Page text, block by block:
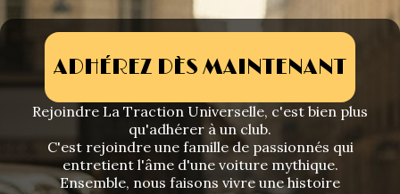
ADHÉREZ DÈS MAINTENANT
Rejoindre La Traction Universelle, c'est bien plus
qu'adhérer à un club.
C'est rejoindre une famille de passionnés qui
entretient l'âme d'une voiture mythique.
Ensemble, nous faisons vivre une histoire